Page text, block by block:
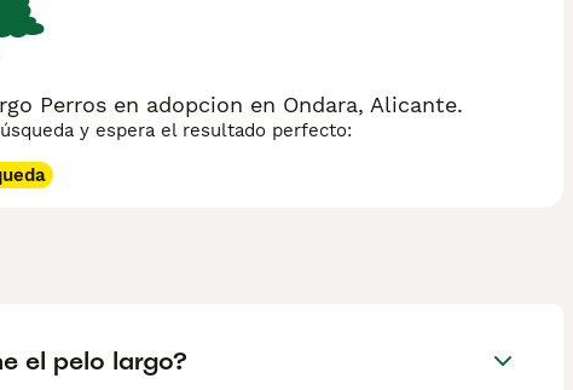
Perros en adopcion en Ondara, Alicante.
y espera el resultado perfecto:
el pelo largo?